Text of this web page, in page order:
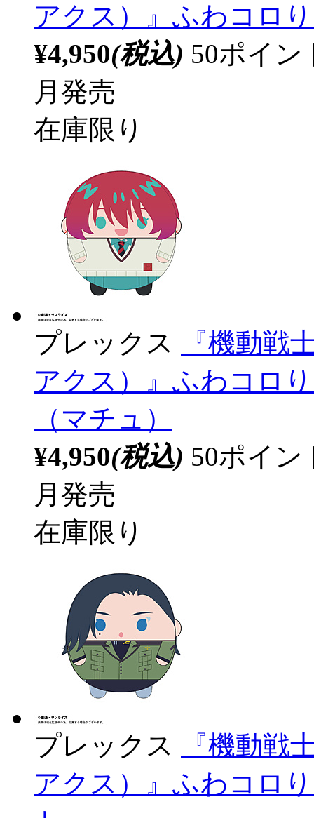
アクス）』ふわコロ
¥4,950(税込) 50ポイ
月発売
在庫限り
プレックス
『機動戦
アクス）』ふわコロ
（マチュ）
¥4,950(税込) 50ポイ
月発売
在庫限り
プレックス
『機動戦
アクス）』ふわコロ